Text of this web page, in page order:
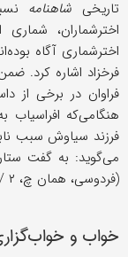
تاریخی شاهنامه
اخترشماران، شماری
اخترشماری آگاه
فرخزاد اشاره کرد.
فراوان در برخی از
هنگامی‌که افراسیاب
فرزند سیاوش سبب
می‌گوید: به گفت
(فردوسی، همان چ، ۲ / ۳۰۰-۳۰۱).
خواب و